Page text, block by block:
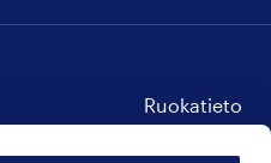
Ruokatieto